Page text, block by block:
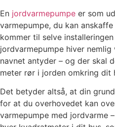
En jordvarmepumpe er som
varmepumpe, du kan
kommer til selve
jordvarmepumpe hiver
navnet antyder – og der skal
meter rør i jorden omkring dit
Det betyder altså, at din
for at du overhovedet kan
varmepumpe med jordvarme